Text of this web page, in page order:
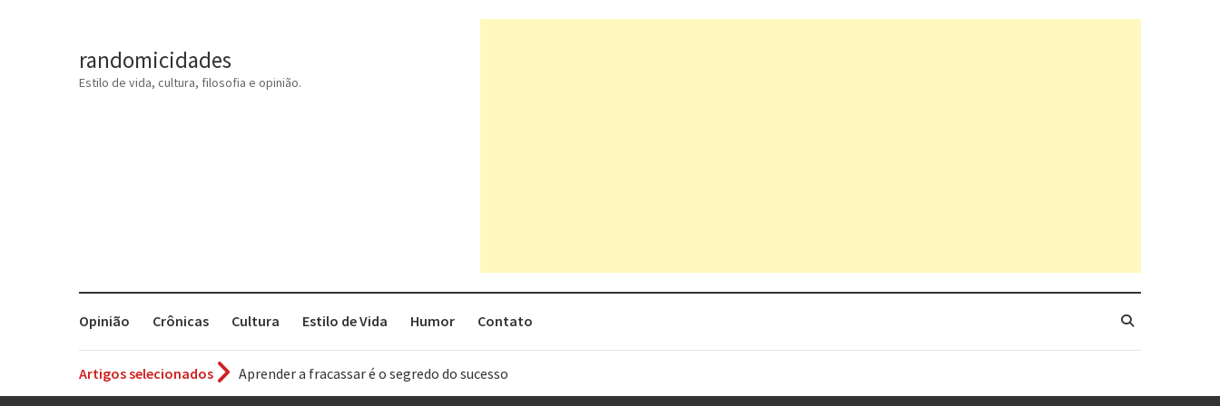
randomicidades
Estilo de vida, cultura, filosofia e opinião.
Opinião Crônicas Cultura Estilo de Vida Humor Contato
Artigos selecionados
Aprender a fracassar é o segredo do sucesso